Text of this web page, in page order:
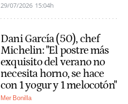
29/07/2026 15:04h
Dani García (50), chef
Michelin: "El postre más
exquisito del verano no
necesita horno, se hace
con 1 yogur y 1 melocotón"
Mer Bonilla